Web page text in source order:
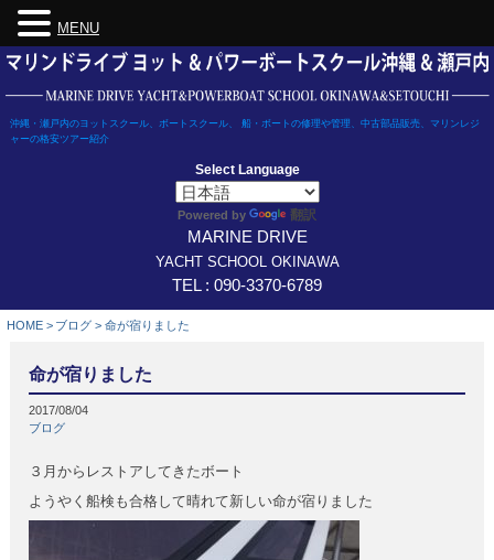
Skip
content
沖縄・瀬戸内のヨットスクール、ボートスクール、 船・ボートの修理や管理、中古部品販売、マリンレジ
ャーの格安ツアー紹介
Select Language
Powered by 翻訳
MARINE DRIVE
YACHT SCHOOL OKINAWA
TEL : 090-3370-6789
HOME > ブログ > 命が宿りました
命が宿りました
2017/08/04
ブログ
３月からレストアしてきたボート
ようやく船検も合格して晴れて新しい命が宿りました
MENU